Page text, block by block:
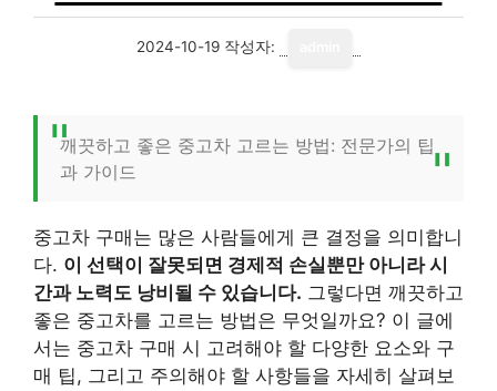
2024-10-19 작성자:
깨끗하고 좋은 중고차 고르는 방법: 전문가의 팁
과 가이드
중고차 구매는 많은 사람들에게 큰 결정을 의미합니
다. 이 선택이 잘못되면 경제적 손실뿐만 아니라 시
간과 노력도 낭비될 수 있습니다. 그렇다면 깨끗하고
좋은 중고차를 고르는 방법은 무엇일까요? 이 글에
서는 중고차 구매 시 고려해야 할 다양한 요소와 구
매 팁, 그리고 주의해야 할 사항들을 자세히 살펴보